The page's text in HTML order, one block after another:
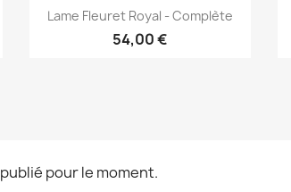
Aperçu rapide
Lame Fleuret Royal - Complète
54,00 €
pour le moment.